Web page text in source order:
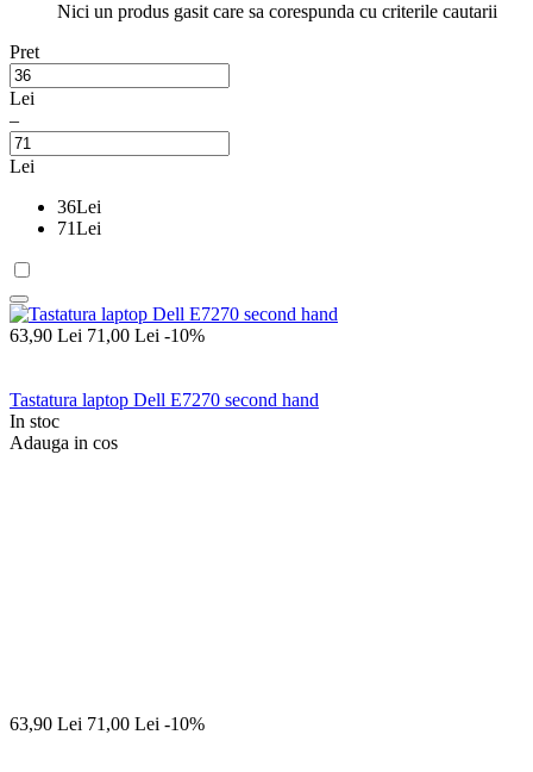
Nici un produs gasit care sa corespunda cu criterile cautarii
Pret
Lei
–
Lei
36Lei
71Lei
63,90 Lei 71,00 Lei -10%
Tastatura laptop Dell E7270 second hand
In stoc
Adauga in cos
63,90 Lei 71,00 Lei -10%